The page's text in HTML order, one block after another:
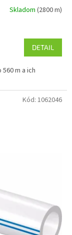
Skladom (2800 m)
DETAIL
m a ich
Kód: 1062046